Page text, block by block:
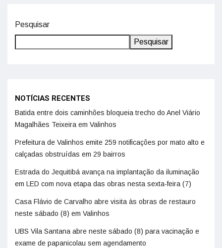
Pesquisar
Pesquisar
NOTÍCIAS RECENTES
Batida entre dois caminhões bloqueia trecho do Anel Viário
Magalhães Teixeira em Valinhos
Prefeitura de Valinhos emite 259 notificações por mato alto e
calçadas obstruídas em 29 bairros
Estrada do Jequitibá avança na implantação da iluminação
em LED com nova etapa das obras nesta sexta-feira (7)
Casa Flávio de Carvalho abre visita às obras de restauro
neste sábado (8) em Valinhos
UBS Vila Santana abre neste sábado (8) para vacinação e
exame de papanicolau sem agendamento